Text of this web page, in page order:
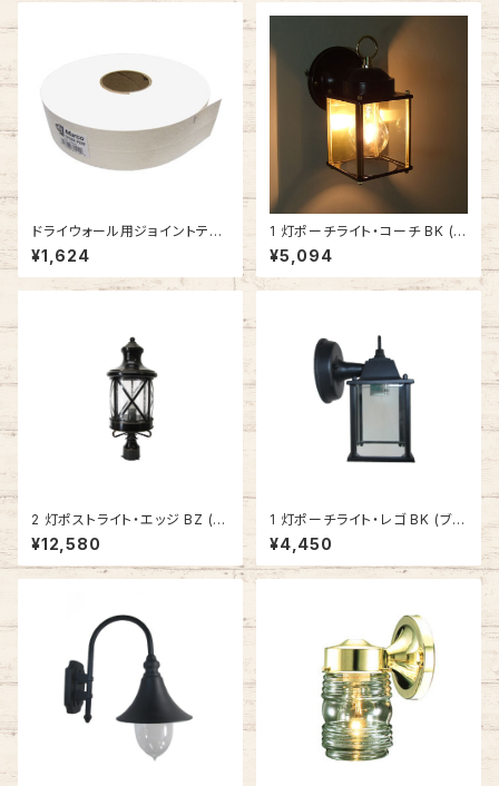
ドライウォール用ジョイントテー
プ #161512
¥1,624
1 灯ポーチライト・コーチ BK (ブ
ラック) #502658
¥5,094
2 灯ポストライト・エッジ BZ (グ
ロッシーブラック) #IM-5123B
Z
¥12,580
1 灯ポーチライト・レゴ BK (ブラ
ック) #IM-0038WD-BK
¥4,450